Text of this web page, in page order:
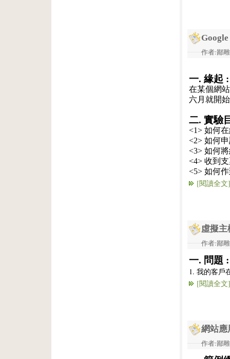
作者:鄙
一. 緣起 :
在某個網
六月就開
二. 實驗
<1> 如何
<2> 如何
<3> 如何
<4> 收到
<5> 如何
[閱讀全文]
虛擬主
作者:鄙
一. 問題 :
1. 我的客戶
[閱讀全文]
網站應
作者:鄙